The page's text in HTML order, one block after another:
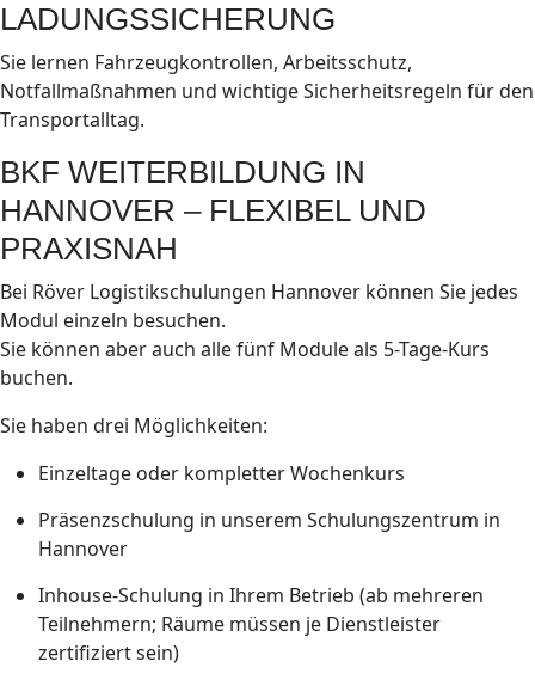
LADUNGSSICHERUNG
Sie lernen Fahrzeugkontrollen, Arbeitsschutz,
Notfallmaßnahmen und wichtige Sicherheitsregeln für den
Transportalltag.
BKF WEITERBILDUNG IN
HANNOVER – FLEXIBEL UND
PRAXISNAH
Bei Röver Logistikschulungen Hannover können Sie jedes
Modul einzeln besuchen.
Sie können aber auch alle fünf Module als 5-Tage-Kurs
buchen.
Sie haben drei Möglichkeiten:
Einzeltage oder kompletter Wochenkurs
Präsenzschulung in unserem Schulungszentrum in
Hannover
Inhouse-Schulung in Ihrem Betrieb (ab mehreren
Teilnehmern; Räume müssen je Dienstleister
zertifiziert sein)